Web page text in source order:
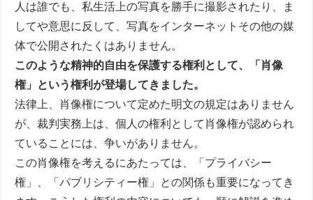
人は誰でも、私生活上の写真を勝手に撮影されたり、ま
してや意思に反して、写真をインターネットその他の媒
体で公開されたくはありません。
このような精神的自由を保護する権利として、「肖像
権」という権利が登場してきました。
法律上、肖像権について定めた明文の規定はありません
が、裁判実務上は、個人の権利として肖像権が認められ
ていることには、争いがありません。
この肖像権を考えるにあたっては、「プライバシー
権」、「パブリシティー権」との関係も重要になってき